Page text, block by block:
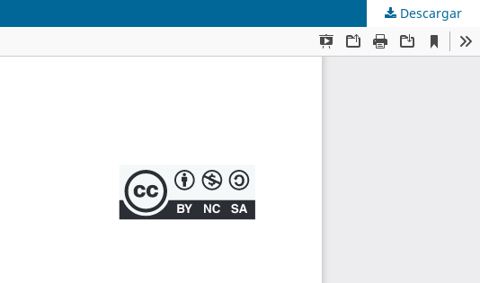
Descargar